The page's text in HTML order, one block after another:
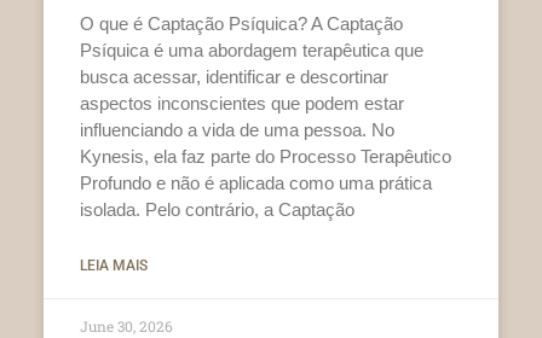
O que é Captação Psíquica? A Captação
Psíquica é uma abordagem terapêutica que
busca acessar, identificar e descortinar
aspectos inconscientes que podem estar
influenciando a vida de uma pessoa. No
Kynesis, ela faz parte do Processo Terapêutico
Profundo e não é aplicada como uma prática
isolada. Pelo contrário, a Captação
LEIA MAIS
June 30, 2026